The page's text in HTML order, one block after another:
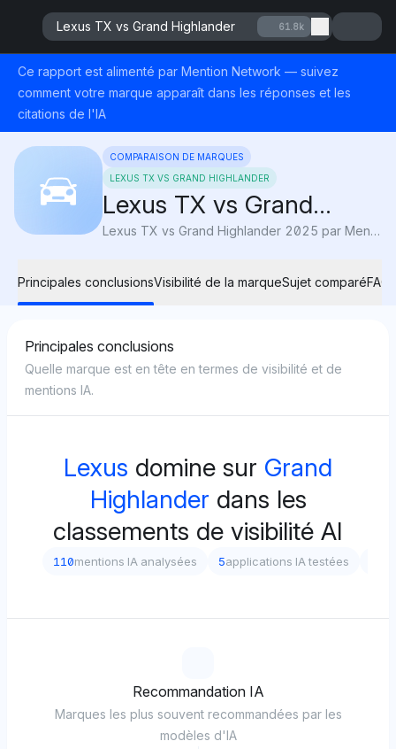
Lexus TX vs Grand Highlander 61.8k
Ce rapport est alimenté par Mention Network — suivez
comment votre marque apparaît dans les réponses et les
citations de l'IA
COMPARAISON DE MARQUES
LEXUS TX VS GRAND HIGHLANDER
Lexus TX vs Grand
Highlander
Lexus TX vs Grand Highlander 2025 par Mention Network : AI Visibility compare l'espace, le luxe et la valeur pour révéler quel SUV à 3 rangs convient le mieux à votre famille.
Principales conclusionsVisibilité de la marqueSujet comparéFAQ
Principales conclusions
Quelle marque est en tête en termes de visibilité et de
mentions IA.
Lexus domine sur Grand
Highlander dans les
classements de visibilité AI
110mentions IA analysées 5applications IA testées
Recommandation IA
Marques les plus souvent recommandées par les
modèles d'IA